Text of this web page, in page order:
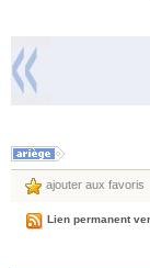
ajouter aux favoris
Lien permanent